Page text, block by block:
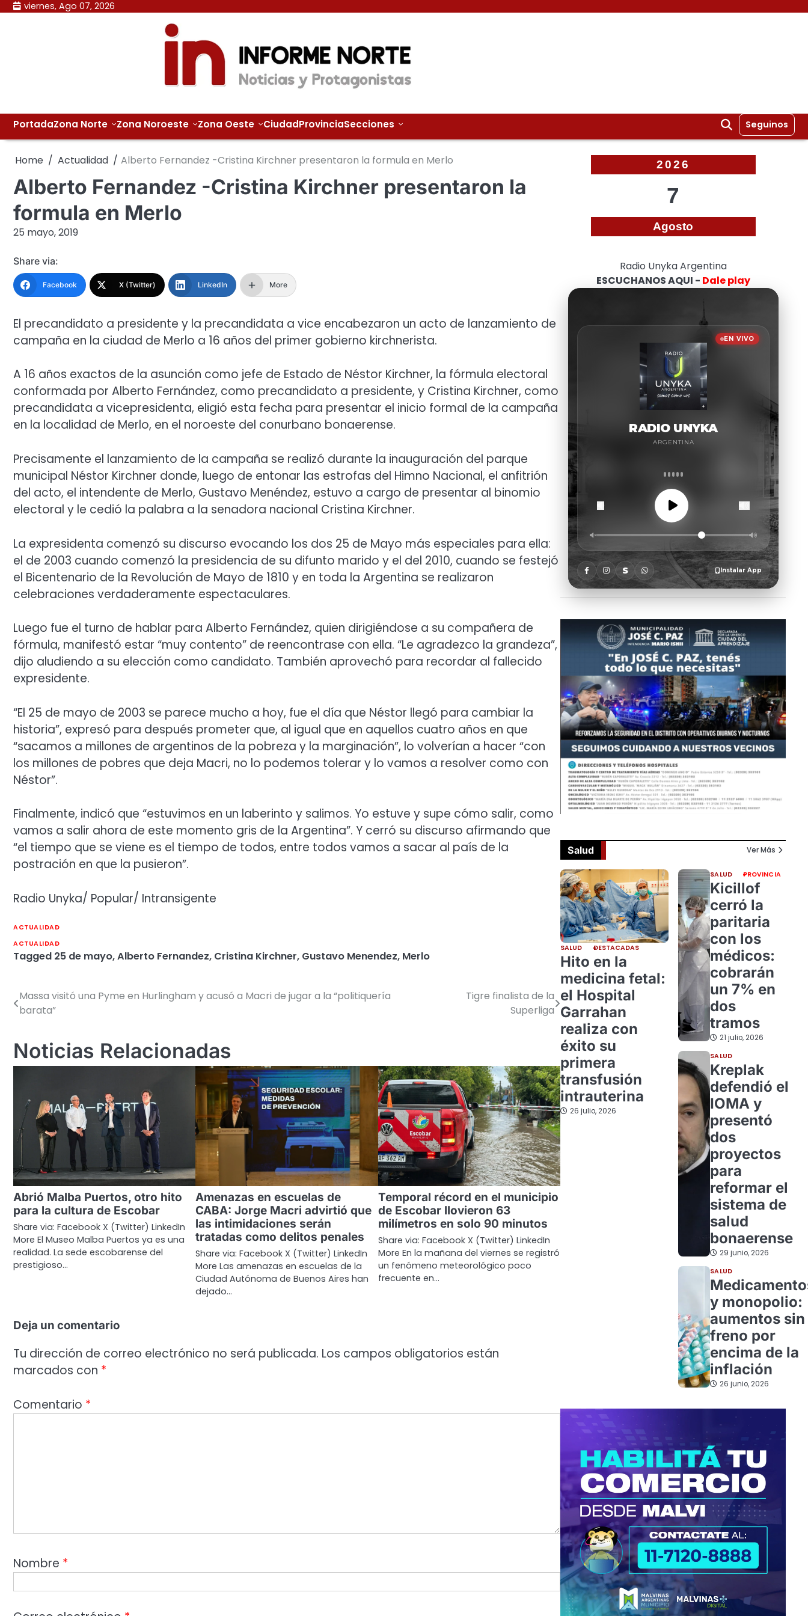
Skip viernes, Ago 07, 2026
PortadaZona Norte Zona Noroeste Zona Oeste CiudadProvinciaSecciones Seguinos
Home Actualidad Alberto Fernandez -Cristina Kirchner presentaron la formula en Merlo
Alberto Fernandez -Cristina Kirchner presentaron la
formula en Merlo
25 mayo, 2019
Share via:
Facebook X (Twitter) LinkedIn More
El precandidato a presidente y la precandidata a vice encabezaron un acto de lanzamiento de
campaña en la ciudad de Merlo a 16 años del primer gobierno kirchnerista.
A 16 años exactos de la asunción como jefe de Estado de Néstor Kirchner, la fórmula electoral
conformada por Alberto Fernández, como precandidato a presidente, y Cristina Kirchner, como
precandidata a vicepresidenta, eligió esta fecha para presentar el inicio formal de la campaña
en la localidad de Merlo, en el noroeste del conurbano bonaerense.
Precisamente el lanzamiento de la campaña se realizó durante la inauguración del parque
municipal Néstor Kirchner donde, luego de entonar las estrofas del Himno Nacional, el anfitrión
del acto, el intendente de Merlo, Gustavo Menéndez, estuvo a cargo de presentar al binomio
electoral y le cedió la palabra a la senadora nacional Cristina Kirchner.
La expresidenta comenzó su discurso evocando los dos 25 de Mayo más especiales para ella:
el de 2003 cuando comenzó la presidencia de su difunto marido y el del 2010, cuando se festejó
el Bicentenario de la Revolución de Mayo de 1810 y en toda la Argentina se realizaron
celebraciones verdaderamente espectaculares.
Luego fue el turno de hablar para Alberto Fernández, quien dirigiéndose a su compañera de
fórmula, manifestó estar “muy contento” de reencontrase con ella. “Le agradezco la grandeza”,
dijo aludiendo a su elección como candidato. También aprovechó para recordar al fallecido
expresidente.
“El 25 de mayo de 2003 se parece mucho a hoy, fue el día que Néstor llegó para cambiar la
historia”, expresó para después prometer que, al igual que en aquellos cuatro años en que
“sacamos a millones de argentinos de la pobreza y la marginación”, lo volverían a hacer “con
los millones de pobres que deja Macri, no lo podemos tolerar y lo vamos a resolver como con
Néstor”.
Finalmente, indicó que “estuvimos en un laberinto y salimos. Yo estuve y supe cómo salir, como
vamos a salir ahora de este momento gris de la Argentina”. Y cerró su discurso afirmando que
“el tiempo que se viene es el tiempo de todos, entre todos vamos a sacar al país de la
postración en que la pusieron”.
Radio Unyka/ Popular/ Intransigente
ACTUALIDAD
ACTUALIDAD
Tagged 25 de mayo,Alberto Fernandez, Cristina Kirchner, Gustavo Menendez, Merlo
Navegación
entradas
Massa visitó una Pyme en Hurlingham y acusó a Macri de jugar a la “politiquería
barata”
Tigre finalista de la
Superliga
Noticias Relacionadas
Abrió Malba Puertos, otro hito
para la cultura de Escobar
Share via: Facebook X (Twitter) LinkedIn
More El Museo Malba Puertos ya es una
realidad. La sede escobarense del
prestigioso…
Amenazas en escuelas de
CABA: Jorge Macri advirtió que
las intimidaciones serán
tratadas como delitos penales
Share via: Facebook X (Twitter) LinkedIn
More Las amenazas en escuelas de la
Ciudad Autónoma de Buenos Aires han
dejado…
Temporal récord en el municipio
de Escobar llovieron 63
milímetros en solo 90 minutos
Share via: Facebook X (Twitter) LinkedIn
More En la mañana del viernes se registró
un fenómeno meteorológico poco
frecuente en…
Deja un comentario
Tu dirección de correo electrónico no será publicada. Los campos obligatorios están
marcados con *
Comentario *
Nombre *
2026
7
Agosto
Radio Unyka Argentina
ESCUCHANOS AQUI - Dale play
Salud Ver Más
SALUD DESTACADAS
Hito en la
medicina fetal:
el Hospital
Garrahan
realiza con
éxito su
primera
transfusión
intrauterina
26 julio, 2026
SALUD PROVINCIA
Kicillof
cerró la
paritaria
con los
médicos:
cobrarán
un 7% en
dos
tramos
21 julio, 2026
SALUD
Kreplak
defendió el
IOMA y
presentó
dos
proyectos
para
reformar el
sistema de
salud
bonaerense
29 junio, 2026
SALUD
y monopolio:
aumentos sin
freno por
encima de la
inflación
26 junio, 2026